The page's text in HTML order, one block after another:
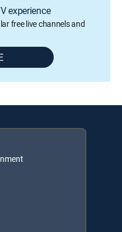
experience
free live channels and